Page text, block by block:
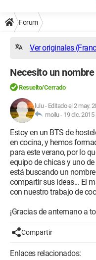
Forum
Ver originales
Necesito un
Resuelto/Cerrado
lulu- Editado el 2 may.
moilu - 19 dic. 2015
Estoy en un BTS de
en cocina, y hemos
para este verano, por lo
equipo de chicas y uno
está buscando un
compartir sus ideas... El
con nuestro trabajo de
¡Gracias de antemano a
Compartir
Enlaces relacionados: